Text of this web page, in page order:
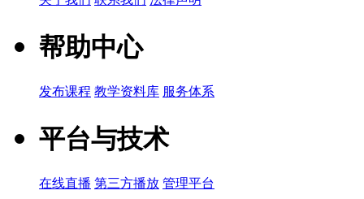
帮助中心
发布课程 教学资料库 服务体系
平台与技术
在线直播 第三方播放 管理平台